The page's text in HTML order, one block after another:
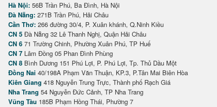
Hà Nội: 56B Trần Phú, Ba Đình, Hà Nội
Đà Nẵng: 271B Trần Phú, Hải Châu
Cần Thơ: 266 đường 30/4, P. Xuân khánh, Q.Ninh Kiều
CN 5 Đà Nẵng 32 Lê Thanh Nghị, Quận Hải Châu
CN 6 71 Trường Chinh, Phường Xuân Phú, TP Huế
CN 7 Lâm Đồng 05 Phan Đình Phùng
CN 8 Bình Dương 151 Phú Lợi, P. Phú Lợi, Tp. Thủ Dầu Một
Đồng Nai 40/198A Phạm Văn Thuận, KP.3, P.Tân Mai Biên Hòa
Kiên Giang 418 Nguyễn Trung Trực, Thành phố Rạch Giá
Nha Trang 54 Nguyễn Đức Cảnh, TP Nha Trang
Vũng Tàu 185B Phạm Hồng Thái, Phường 7